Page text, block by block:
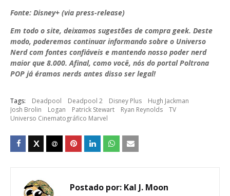
Fonte: Disney+ (via press-release)
Em todo o site, deixamos sugestões de compra geek. Deste
modo, poderemos continuar informando sobre o Universo
Nerd com fontes confiáveis e mantendo nosso poder nerd
maior que 8.000. Afinal, como você, nós do portal Poltrona
POP já éramos nerds antes disso ser legal!
Tags: Deadpool Deadpool 2 Disney Plus
Hugh Jackman
Josh Brolin
Logan Patrick Stewart Ryan Reynolds
TV
Universo Cinematográfico Marvel
Postado por: Kal J. Moon